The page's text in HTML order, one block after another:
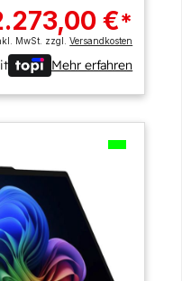
€*
MwSt. zzgl.Versandkosten
Mehr erfahren